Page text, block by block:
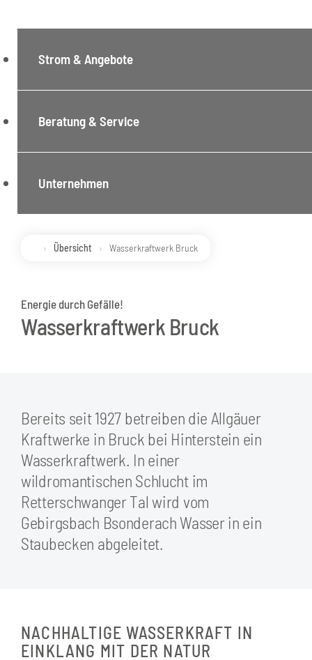
Strom & Angebote
Beratung & Service
Unternehmen
Übersicht Wasserkraftwerk Bruck
Energie durch Gefälle!
Wasserkraftwerk Bruck
Bereits seit 1927 betreiben die Allgäuer
Kraftwerke in Bruck bei Hinterstein ein
Wasserkraftwerk. In einer
wildromantischen Schlucht im
Retterschwanger Tal wird vom
Gebirgsbach Bsonderach Wasser in ein
Staubecken abgeleitet.
NACHHALTIGE WASSERKRAFT IN
EINKLANG MIT DER NATUR